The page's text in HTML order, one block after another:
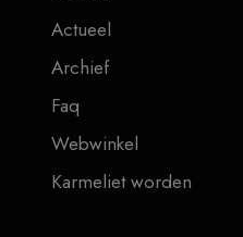
Actueel
Archief
Faq
Webwinkel
Karmeliet worden